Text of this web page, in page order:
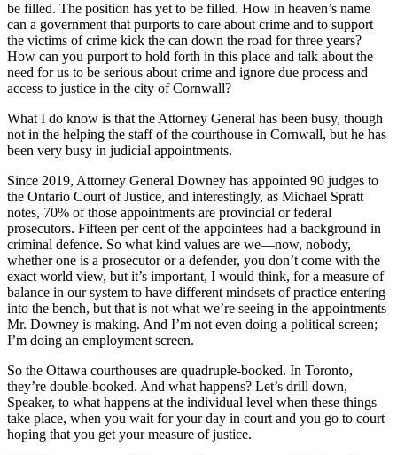
be filled. The position has yet to be filled. How in heaven’s name
can a government that purports to care about crime and to support
the victims of crime kick the can down the road for three years?
How can you purport to hold forth in this place and talk about the
need for us to be serious about crime and ignore due process and
access to justice in the city of Cornwall?
What I do know is that the Attorney General has been busy, though
not in the helping the staff of the courthouse in Cornwall, but he has
been very busy in judicial appointments.
Since 2019, Attorney General Downey has appointed 90 judges to
the Ontario Court of Justice, and interestingly, as Michael Spratt
notes, 70% of those appointments are provincial or federal
prosecutors. Fifteen per cent of the appointees had a background in
criminal defence. So what kind values are we—now, nobody,
whether one is a prosecutor or a defender, you don’t come with the
exact world view, but it’s important, I would think, for a measure of
balance in our system to have different mindsets of practice entering
into the bench, but that is not what we’re seeing in the appointments
Mr. Downey is making. And I’m not even doing a political screen;
I’m doing an employment screen.
So the Ottawa courthouses are quadruple-booked. In Toronto,
they’re double-booked. And what happens? Let’s drill down,
Speaker, to what happens at the individual level when these things
take place, when you wait for your day in court and you go to court
hoping that you get your measure of justice.